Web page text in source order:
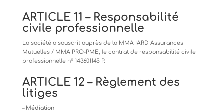
ARTICLE 11 – Responsabilité
civile professionnelle
La société a souscrit auprès de la MMA IARD Assurances
Mutuelles / MMA PRO-PME, le contrat de responsabilité civile
professionnelle n° 143601145 P.
ARTICLE 12 – Règlement des
litiges
–Médiation